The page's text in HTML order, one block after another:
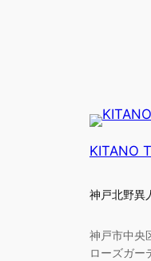
KITANO
神戸北野異
神戸市中央
ローズガー